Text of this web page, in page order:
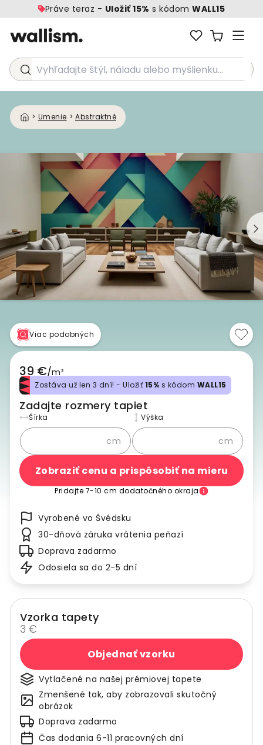
Práve teraz - Uložiť 15% s kódomWALL15
Vyhľadajte štýl, náladu alebo myšlienku...
> Umenie > Abstraktné
Viac podobných
39 €/m²
Zostáva už len 3 dní! - Uložiť15% s kódom WALL15
Zadajte rozmery tapiet
Šírka
cm
Výška
cm
Zobraziť cenu a prispôsobiť na mieru
Pridajte 7-10 cm dodatočného okraja
Vyrobené vo Švédsku
30-dňová záruka vrátenia peňazí
Doprava zadarmo
Odosiela sa do 2-5 dní
Vzorka tapety
3 €
Objednať vzorku
Vytlačené na našej prémiovej tapete
Zmenšené tak, aby zobrazovali skutočný
obrázok
Doprava zadarmo
Čas dodania 6-11 pracovných dní